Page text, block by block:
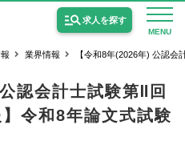
MENU
求人を探す
業界情報 【令和8年(2026年) 公認
認会計士試験第Ⅱ回
令和8年論文式試験